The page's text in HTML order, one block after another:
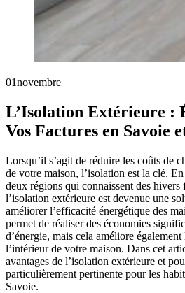
01novembre
L’Isolation Extérieure :
Vos Factures en Savoie
Lorsqu’il s’agit de réduire les coûts de
de votre maison, l’isolation est la clé.
deux régions qui connaissent des hivers
l’isolation extérieure est devenue une
améliorer l’efficacité énergétique des
permet de réaliser des économies
d’énergie, mais cela améliore
l’intérieur de votre maison. Dans cet
avantages de l’isolation extérieure et
particulièrement pertinente pour les
Savoie.